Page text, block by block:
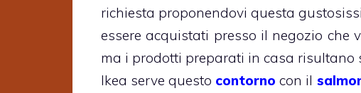
richiesta proponendovi questa
essere acquistati presso il negozio che
ma i prodotti preparati in casa risultano
Ikea serve questo contorno con il